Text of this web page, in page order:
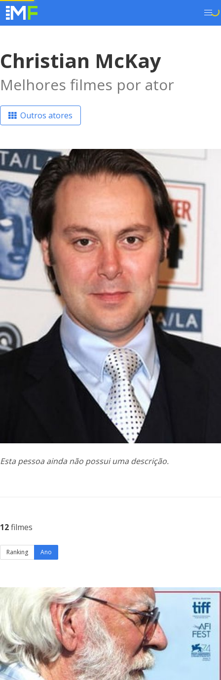
Christian McKay
Melhores filmes por ator
Outros atores
Esta pessoa ainda não possui uma descrição.
12filmes
Ranking Ano